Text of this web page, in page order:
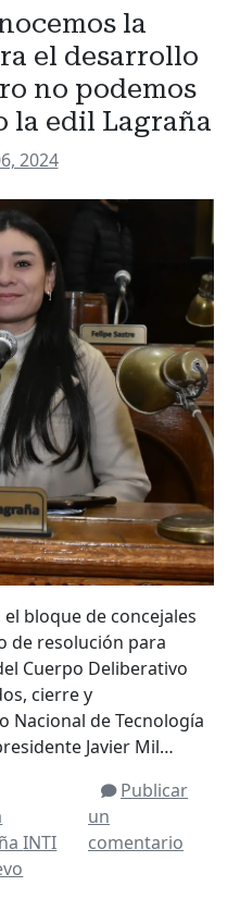
la
el desarrollo
no podemos
la edil Lagraña
2024
el bloque de concejales
de resolución para
Cuerpo Deliberativo
cierre y
Nacional de Tecnología
Javier Mil…
INTI
Publicar
un
comentario